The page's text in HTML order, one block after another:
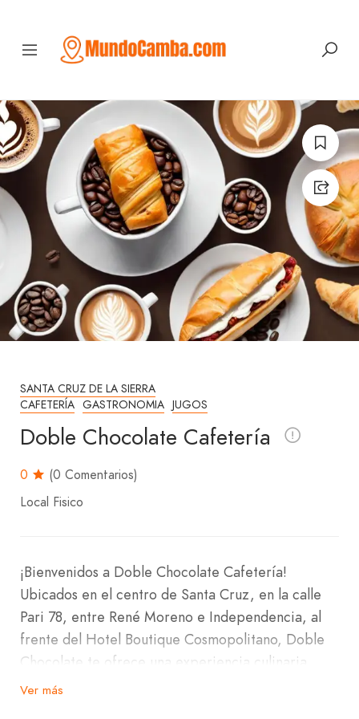
SANTA CRUZ DE LA SIERRA
CAFETERÍA GASTRONOMIA JUGOS
Doble Chocolate Cafetería
0
(0 Comentarios)
Local Fisico
¡Bienvenidos a Doble Chocolate Cafetería!
Ubicados en el centro de Santa Cruz, en la calle
Pari 78, entre René Moreno e Independencia, al
frente del Hotel Boutique Cosmopolitano, Doble
Chocolate te ofrece una experiencia culinaria
deliciosa en un ambiente acogedor.
Ver más